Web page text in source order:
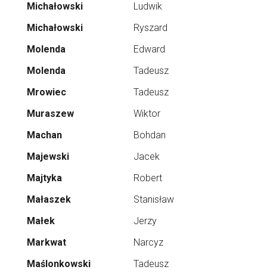
Michałowski
Ludwik
Michałowski
Ryszard
Molenda
Edward
Molenda
Tadeusz
Mrowiec
Tadeusz
Muraszew
Wiktor
Machan
Bohdan
Majewski
Jacek
Majtyka
Robert
Małaszek
Stanisław
Małek
Jerzy
Markwat
Narcyz
Maślonkowski
Tadeusz